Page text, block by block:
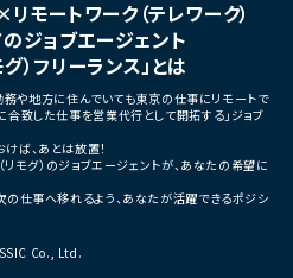
モートワーク（テレワーク）
ジョブエージェント
）フリーランス」とは
務や地方に住んでいても東京の仕事にリモートで
致した仕事を営業代行として開拓する」ジョブ
ば、あとは放置！
モグ）のジョブエージェントが、あなたの希望に
の仕事へ移れるよう、あなたが活躍できるポジシ
Co., Ltd.